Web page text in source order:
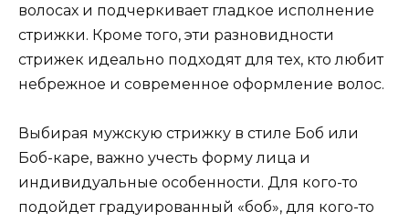
волосах и подчеркивает гладкое исполнение
стрижки. Кроме того, эти разновидности
стрижек идеально подходят для тех, кто любит
небрежное и современное оформление волос.
Выбирая мужскую стрижку в стиле Боб или
Боб-каре, важно учесть форму лица и
индивидуальные особенности. Для кого-то
подойдет градуированный «боб», для кого-то